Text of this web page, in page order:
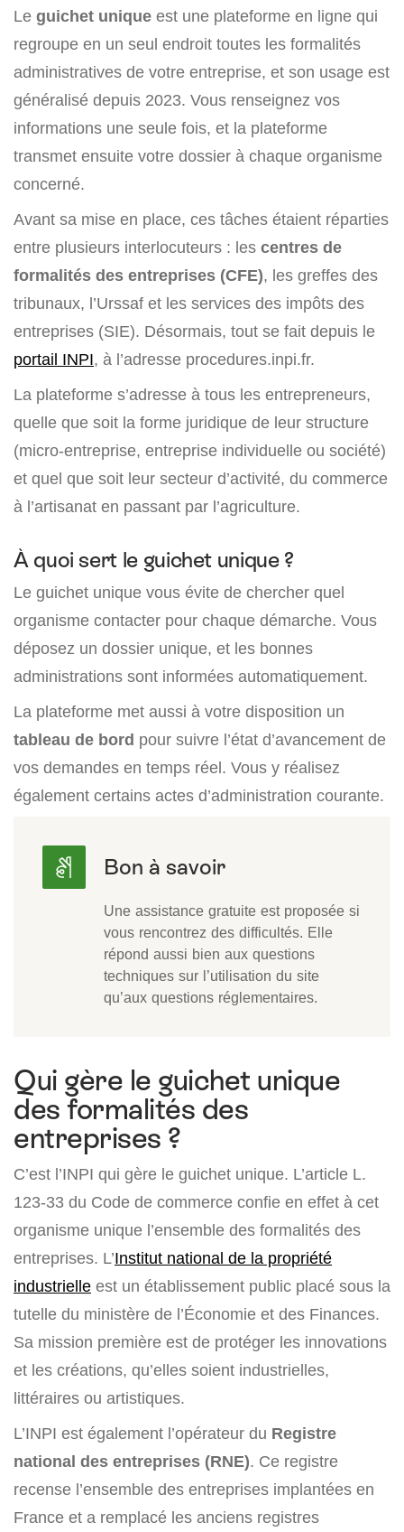
Le guichet unique est une plateforme en ligne qui
regroupe en un seul endroit toutes les formalités
administratives de votre entreprise, et son usage est
généralisé depuis 2023. Vous renseignez vos
informations une seule fois, et la plateforme
transmet ensuite votre dossier à chaque organisme
concerné.
Avant sa mise en place, ces tâches étaient réparties
entre plusieurs interlocuteurs : les centres de
formalités des entreprises (CFE), les greffes des
tribunaux, l’Urssaf et les services des impôts des
entreprises (SIE). Désormais, tout se fait depuis le
portail INPI, à l’adresse procedures.inpi.fr.
La plateforme s’adresse à tous les entrepreneurs,
quelle que soit la forme juridique de leur structure
(micro-entreprise, entreprise individuelle ou société)
et quel que soit leur secteur d’activité, du commerce
à l’artisanat en passant par l’agriculture.
À quoi sert le guichet unique ?
Le guichet unique vous évite de chercher quel
organisme contacter pour chaque démarche. Vous
déposez un dossier unique, et les bonnes
administrations sont informées automatiquement.
La plateforme met aussi à votre disposition un
tableau de bord pour suivre l’état d’avancement de
vos demandes en temps réel. Vous y réalisez
également certains actes d’administration courante.
Une assistance gratuite est proposée si
vous rencontrez des difficultés. Elle
répond aussi bien aux questions
techniques sur l’utilisation du site
qu’aux questions réglementaires.
Qui gère le guichet unique
des formalités des
entreprises ?
C’est l’INPI qui gère le guichet unique. L’article L.
123-33 du Code de commerce confie en effet à cet
organisme unique l’ensemble des formalités des
entreprises. L’Institut national de la propriété
industrielle est un établissement public placé sous la
tutelle du ministère de l’Économie et des Finances.
Sa mission première est de protéger les innovations
et les créations, qu’elles soient industrielles,
littéraires ou artistiques.
L’INPI est également l’opérateur du Registre
national des entreprises (RNE). Ce registre
recense l’ensemble des entreprises implantées en
France et a remplacé les anciens registres